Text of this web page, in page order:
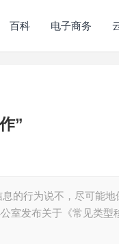
百科 电子商务
”
的行为说不，尽可能
室发布关于《常见类型